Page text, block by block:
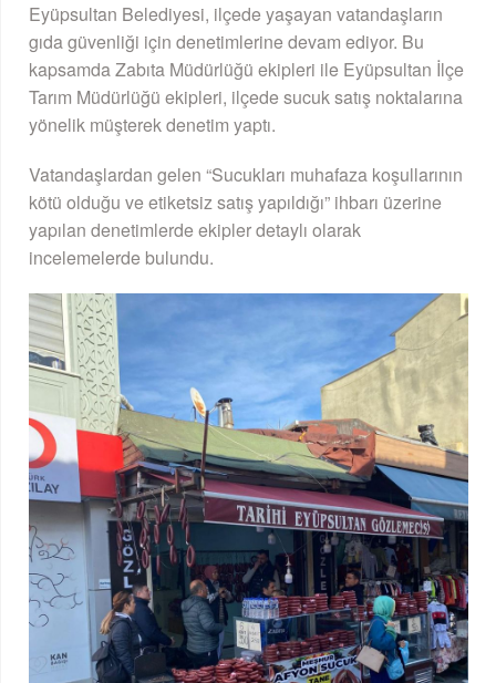
Eyüpsultan Belediyesi, ilçede yaşayan vatandaşların
gıda güvenliği için denetimlerine devam ediyor. Bu
kapsamda Zabıta Müdürlüğü ekipleri ile Eyüpsultan İlçe
Tarım Müdürlüğü ekipleri, ilçede sucuk satış noktalarına
yönelik müşterek denetim yaptı.
Vatandaşlardan gelen “Sucukları muhafaza koşullarının
kötü olduğu ve etiketsiz satış yapıldığı” ihbarı üzerine
yapılan denetimlerde ekipler detaylı olarak
incelemelerde bulundu.